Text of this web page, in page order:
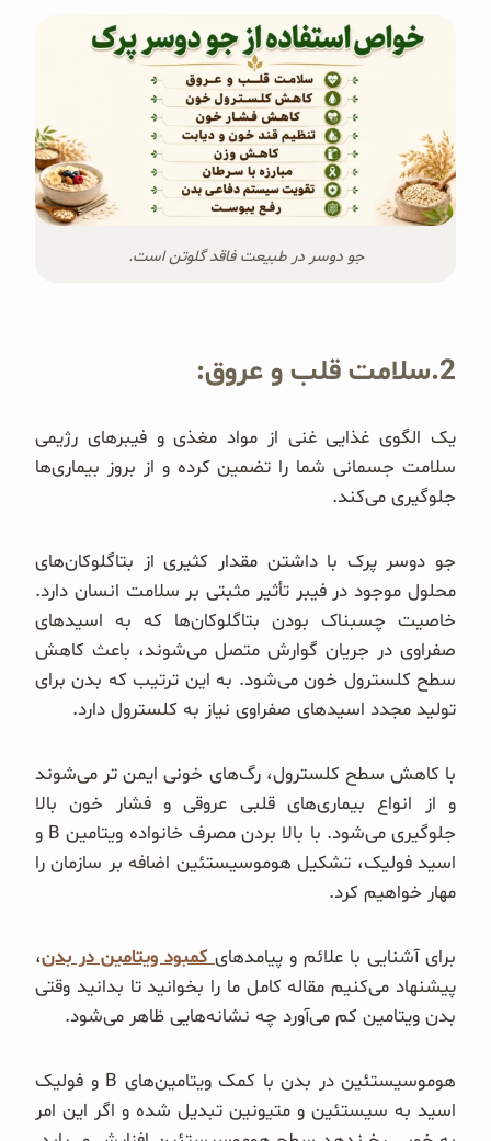
جو دوسر در طبیعت فاقد گلوتن است.
‌‌2.سلامت قلب و عروق:
یک الگوی غذایی غنی از مواد مغذی و فیبرهای رژیمی
سلامت جسمانی شما را تضمین کرده و از بروز بیماری‌ها
جلوگیری می‌کند.
جو دوسر پرک با داشتن مقدار کثیری از بتاگلوکان‌های
محلول موجود در فیبر تأثیر مثبتی بر سلامت انسان دارد.
خاصیت چسبناک بودن بتاگلوکان‌ها که به اسیدهای
صفراوی در جریان گوارش متصل می‌شوند، باعث کاهش
سطح کلسترول خون می‌شود. به این ترتیب که بدن برای
تولید مجدد اسیدهای صفراوی نیاز به کلسترول دارد.
با کاهش سطح کلسترول، رگ‌های خونی ایمن تر می‌شوند
و از انواع بیماری‌های قلبی عروقی و فشار خون بالا
جلوگیری می‌شود. با بالا بردن مصرف خانواده ویتامین B و
اسید فولیک، تشکیل هوموسیستئین اضافه بر سازمان را
مهار خواهیم کرد.
برای آشنایی با علائم و پیامدهای کمبود ویتامین در بدن،
پیشنهاد می‌کنیم مقاله کامل ما را بخوانید تا بدانید وقتی
بدن ویتامین کم می‌آورد چه نشانه‌هایی ظاهر می‌شود.
هوموسیستئین در بدن با کمک ویتامین‌های B و فولیک
اسید به سیستئین و متیونین تبدیل شده و اگر این امر